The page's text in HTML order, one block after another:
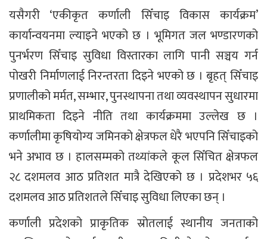
यसैगरी ‘एकीकृत कर्णाली सिँचाइ विकास कार्यक्रम’
कार्यान्वयनमा ल्याइने भएको छ । भूमिगत जल भण्डारणको
पुनर्भरण सिँचाइ सुविधा विस्तारका लागि पानी सञ्चय गर्न
पोखरी निर्माणलाई निरन्तरता दिइने भएको छ । बृहत् सिँचाइ
प्रणालीको मर्मत, सम्भार, पुनस्थापना तथा व्यवस्थापन सुधारमा
प्राथमिकता दिइने नीति तथा कार्यक्रममा उल्लेख छ ।
कर्णालीमा कृषियोग्य जमिनको क्षेत्रफल धेरै भएपनि सिँचाइको
भने अभाव छ । हालसम्मको तथ्यांकले कूल सिँचित क्षेत्रफल
२८ दशमलव आठ प्रतिशत मात्रै देखिएको छ । प्रदेशभर ५६
दशमलव आठ प्रतिशतले सिँचाइ सुविधा लिएका छन् ।
कर्णाली प्रदेशको प्राकृतिक स्रोतलाई स्थानीय जनताको